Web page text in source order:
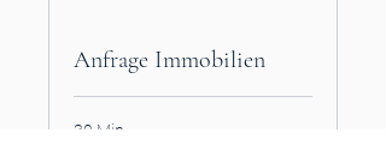
Anfrage Immobilien
30 Min.